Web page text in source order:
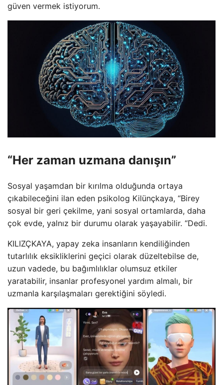
güven vermek istiyorum.
“Her zaman uzmana danışın”
Sosyal yaşamdan bir kırılma olduğunda ortaya
çıkabileceğini ilan eden psikolog Kilünçkaya, “Birey
sosyal bir geri çekilme, yani sosyal ortamlarda, daha
çok evde, yalnız bir durumu olarak yaşayabilir. “Dedi.
KILIZÇKAYA, yapay zeka insanların kendiliğinden
tutarlılık eksikliklerini geçici olarak düzeltebilse de,
uzun vadede, bu bağımlılıklar olumsuz etkiler
yaratabilir, insanlar profesyonel yardım almalı, bir
uzmanla karşılaşmaları gerektiğini söyledi.